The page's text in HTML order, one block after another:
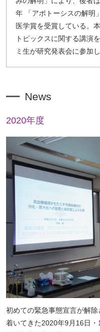
年 「アポトーシスの解明
医学賞を受賞している。
トピックスに関する講演
ミ生が研究発表会に参加
News
2020年度
初めての緊急事態宣言が解
着いてきた2020年9月16日